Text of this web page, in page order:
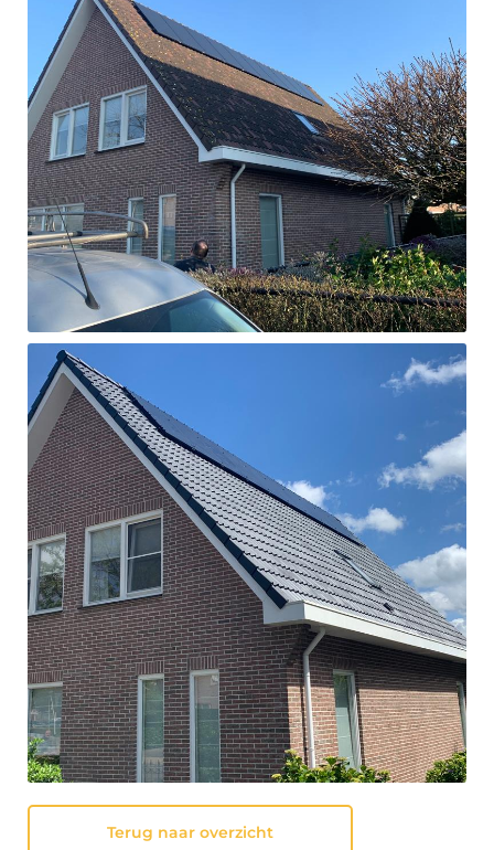
Terug naar overzicht